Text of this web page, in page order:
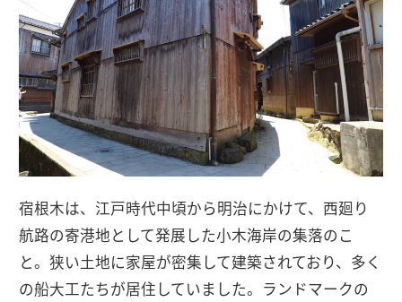
宿根木は、江戸時代中頃から明治にかけて、西廻り
航路の寄港地として発展した小木海岸の集落のこ
と。狭い土地に家屋が密集して建築されており、多く
の船大工たちが居住していました。ランドマークの